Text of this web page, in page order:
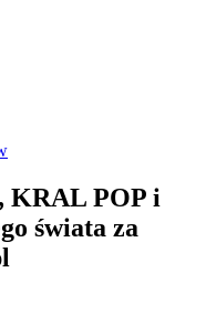
KRAL POP i
świata za